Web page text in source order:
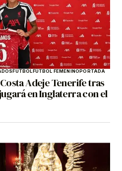
FÚTBOL FÚTBOL FEMENINO PORTADA
Adeje Tenerife tras
en Inglaterra con el